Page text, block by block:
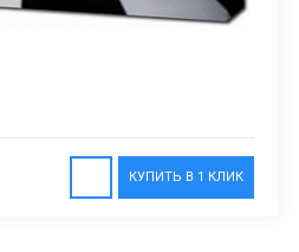
КУПИТЬ В 1 КЛИК